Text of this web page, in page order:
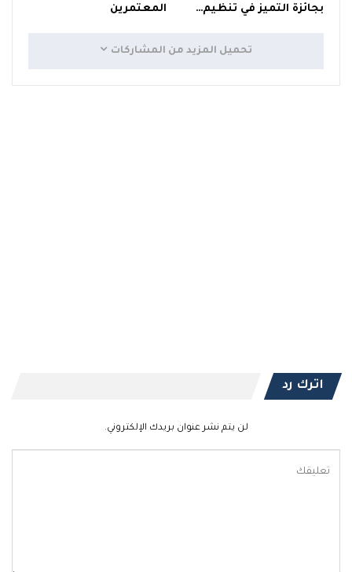
بجائزة التميز في تنظيم…
المعتمرين
تحميل المزيد من المشاركات
اترك رد
لن يتم نشر عنوان بريدك الإلكتروني.